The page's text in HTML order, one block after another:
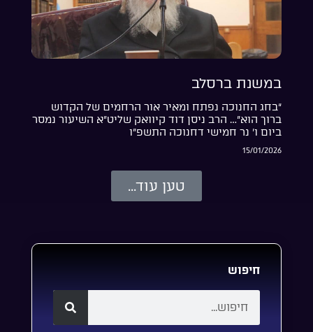
במשנת ברסלב
“בחג החנוכה נפתח ומאיר אור הרחמים של הקדוש
ברוך הוא”… הרב ניסן דוד קיוואק שליט”א השיעור נמסר
ביום ו’ נר חמישי דחנוכה התשפ”ו
15/01/2026
טען עוד...
חיפוש